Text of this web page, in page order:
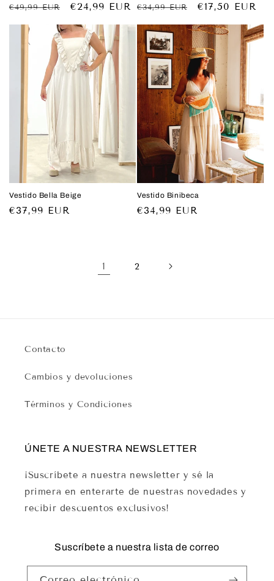
Precio
€49,99 EUR
Precio
oferta
€24,99 EUR Precio
€34,99 EUR
Precio
oferta
€17,50 EUR
Vestido Bella Beige
Precio
€37,99 EUR
Vestido Binibeca
Precio
€34,99 EUR
1 2
Contacto
Cambios y devoluciones
Términos y Condiciones
ÚNETE A NUESTRA NEWSLETTER
¡Suscríbete a nuestra newsletter y sé la
primera en enterarte de nuestras novedades y
recibir descuentos exclusivos!
Suscríbete a nuestra lista de correo